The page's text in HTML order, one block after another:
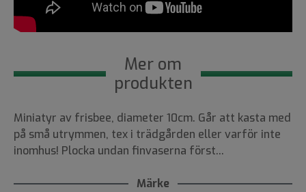
Mer om
produkten
Miniatyr av frisbee, diameter 10cm. Går att kasta med
på små utrymmen, tex i trädgården eller varför inte
inomhus! Plocka undan finvaserna först...
Märke